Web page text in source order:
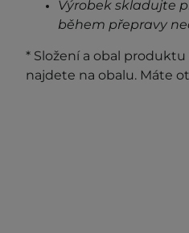
Výrobek skladujte
během přepravy
* Složení a obal
najdete na obalu. Máte